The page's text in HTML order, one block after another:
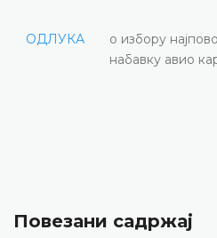
ОДЛУКА
о избору
набавку авио
Повезани садржај